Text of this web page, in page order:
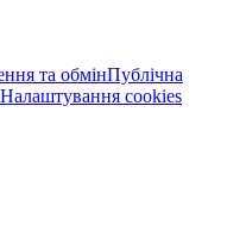
та обмінПублічна
Налаштування cookies